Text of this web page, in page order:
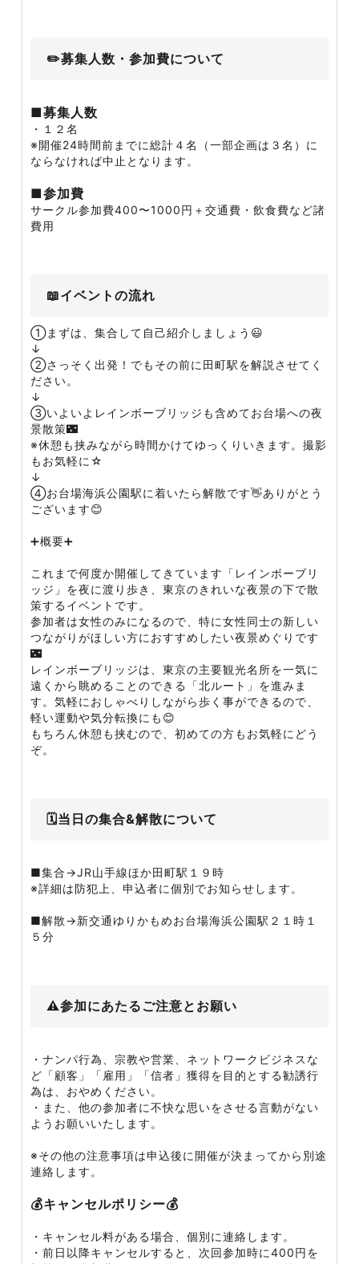
✏️募集人数・参加費について
■募集人数
・１２名
※開催24時間前までに総計４名（一部企画は３名）に
ならなければ中止となります。
■参加費
サークル参加費400〜1000円＋交通費・飲食費など諸
費用
📖イベントの流れ
①まずは、集合して自己紹介しましょう😃
↓
②さっそく出発！でもその前に田町駅を解説させてく
ださい。
↓
③いよいよレインボーブリッジも含めてお台場への夜
景散策🌃
※休憩も挟みながら時間かけてゆっくりいきます。撮影
もお気軽に☆
↓
④お台場海浜公園駅に着いたら解散です👋ありがとう
ございます😊
➕概要➕
これまで何度か開催してきています「レインボーブリ
ッジ」を夜に渡り歩き、東京のきれいな夜景の下で散
策するイベントです。
参加者は女性のみになるので、特に女性同士の新しい
つながりがほしい方におすすめしたい夜景めぐりです
🌃
レインボーブリッジは、東京の主要観光名所を一気に
遠くから眺めることのできる「北ルート」を進みま
す。気軽におしゃべりしながら歩く事ができるので、
軽い運動や気分転換にも😊
もちろん休憩も挟むので、初めての方もお気軽にどう
ぞ。
🗓️当日の集合&解散について
■集合→JR山手線ほか田町駅１９時
※詳細は防犯上、申込者に個別でお知らせします。
■解散→新交通ゆりかもめお台場海浜公園駅２１時１
５分
⚠️参加にあたるご注意とお願い
・ナンパ行為、宗教や営業、ネットワークビジネスな
ど「顧客」「雇用」「信者」獲得を目的とする勧誘行
為は、おやめください。
・また、他の参加者に不快な思いをさせる言動がない
ようお願いいたします。
※その他の注意事項は申込後に開催が決まってから別途
連絡します。
💰キャンセルポリシー💰
・キャンセル料がある場合、個別に連絡します。
・前日以降キャンセルすると、次回参加時に400円を